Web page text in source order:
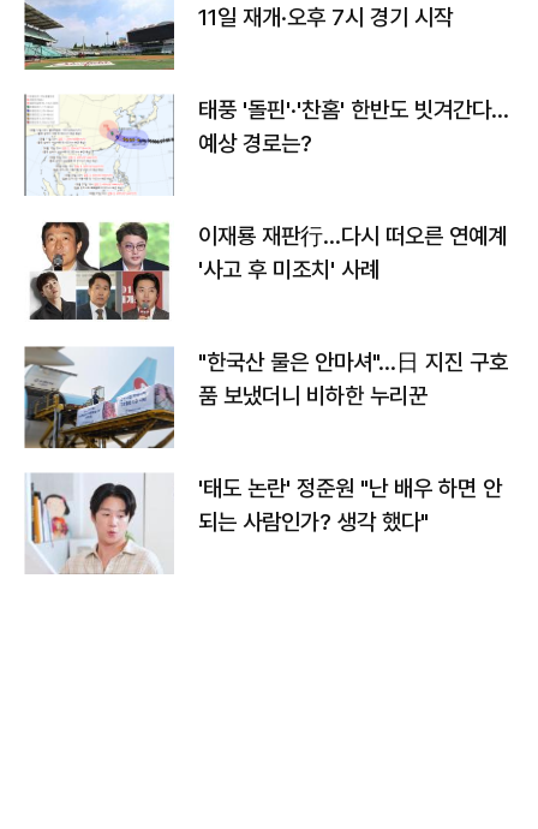
11일 재개·오후 7시 경기 시작
태풍 '돌핀'·'찬홈' 한반도 빗겨간다…
예상 경로는?
이재룡 재판行…다시 떠오른 연예계
'사고 후 미조치' 사례
"한국산 물은 안마셔"…日 지진 구호
품 보냈더니 비하한 누리꾼
'태도 논란' 정준원 "난 배우 하면 안
되는 사람인가? 생각 했다"